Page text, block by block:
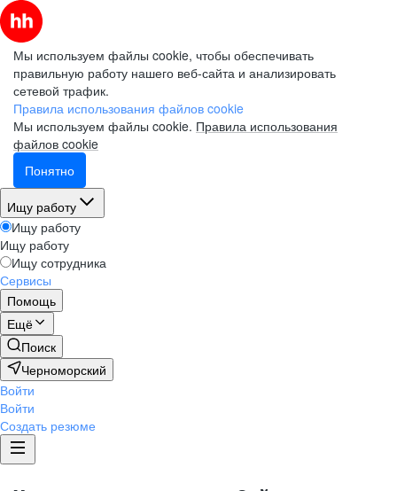
Мы используем файлы cookie, чтобы обеспечивать
правильную работу нашего веб-сайта и анализировать
сетевой трафик.
Правила использования файлов cookie
Мы используем файлы cookie. Правила использования
файлов cookie
Понятно
Ищу работу
Ищу работу
Ищу работу
Ищу сотрудника
Сервисы
Помощь
Ещё
Поиск
Черноморский
Войти
Войти
Создать резюме